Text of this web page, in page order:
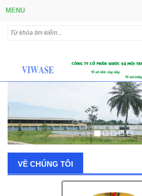
MENU
VỀ CHÚNG TÔI